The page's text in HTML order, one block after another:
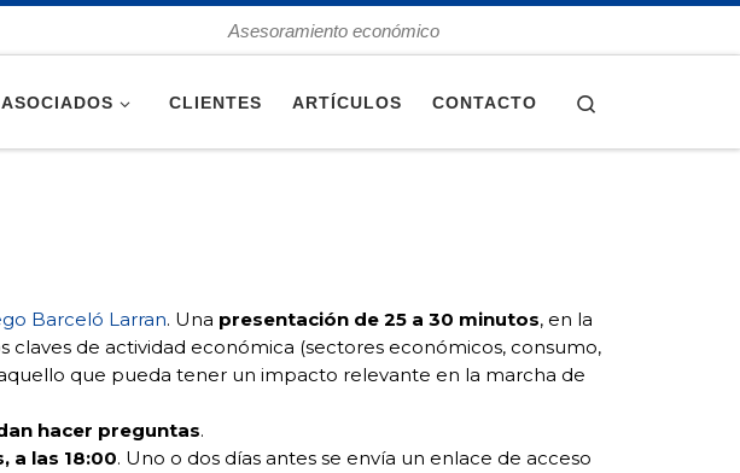
Asesoramiento económico
CLIENTES ARTÍCULOS CONTACTO
Barceló Larran. Una presentación de 25 a 30 minutos, en la
de actividad económica (sectores económicos, consumo,
que pueda tener un impacto relevante en la marcha de
hacer preguntas.
a las 18:00. Uno o dos días antes se envía un enlace de acceso